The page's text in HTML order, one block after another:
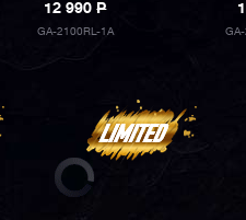
12 990P
GA-2100RL-1A